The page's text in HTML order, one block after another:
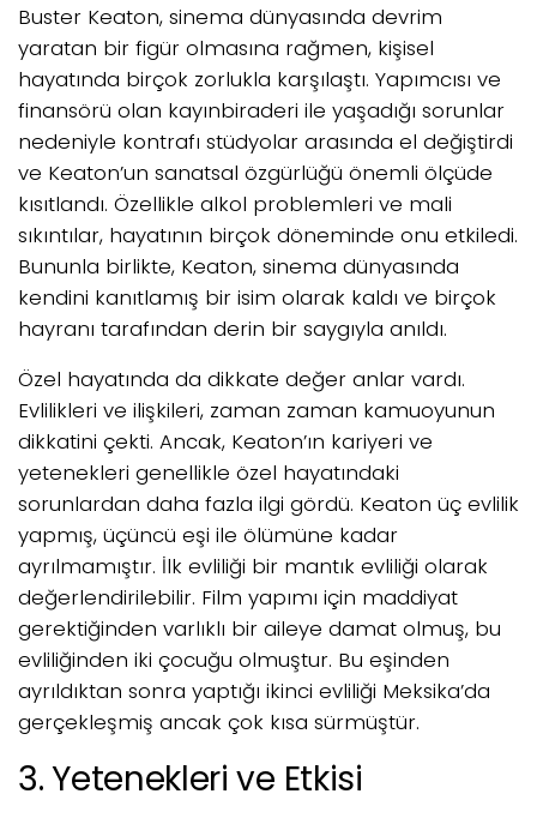
Buster Keaton, sinema dünyasında devrim
yaratan bir figür olmasına rağmen, kişisel
hayatında birçok zorlukla karşılaştı. Yapımcısı ve
finansörü olan kayınbiraderi ile yaşadığı sorunlar
nedeniyle kontrafı stüdyolar arasında el değiştirdi
ve Keaton’un sanatsal özgürlüğü önemli ölçüde
kısıtlandı. Özellikle alkol problemleri ve mali
sıkıntılar, hayatının birçok döneminde onu etkiledi.
Bununla birlikte, Keaton, sinema dünyasında
kendini kanıtlamış bir isim olarak kaldı ve birçok
hayranı tarafından derin bir saygıyla anıldı.
Özel hayatında da dikkate değer anlar vardı.
Evlilikleri ve ilişkileri, zaman zaman kamuoyunun
dikkatini çekti. Ancak, Keaton’ın kariyeri ve
yetenekleri genellikle özel hayatındaki
sorunlardan daha fazla ilgi gördü. Keaton üç evlilik
yapmış, üçüncü eşi ile ölümüne kadar
ayrılmamıştır. İlk evliliği bir mantık evliliği olarak
değerlendirilebilir. Film yapımı için maddiyat
gerektiğinden varlıklı bir aileye damat olmuş, bu
evliliğinden iki çocuğu olmuştur. Bu eşinden
ayrıldıktan sonra yaptığı ikinci evliliği Meksika’da
gerçekleşmiş ancak çok kısa sürmüştür.
3. Yetenekleri ve Etkisi